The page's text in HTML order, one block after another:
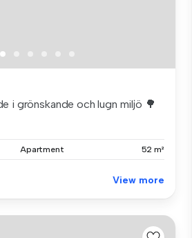
i grönskande och lugn miljö 🌳
Apartment 52 m²
View more